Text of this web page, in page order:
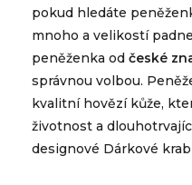
pokud hledáte
mnoho a velikostí
peněženka od české
správnou volbou.
kvalitní hovězí kůže,
životnost a
designové Dárkové